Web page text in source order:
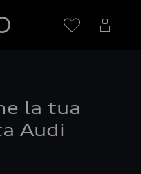
la tua
Audi